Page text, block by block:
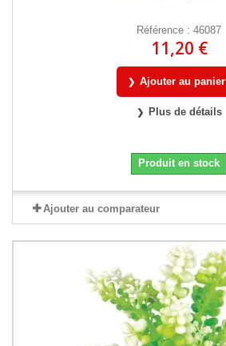
Référence : 46087
11,20 €
Ajouter au panier
Plus de détails
Produit en stock
Ajouter au comparateur